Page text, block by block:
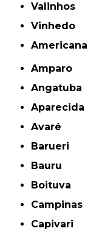
Valinhos
Vinhedo
americana
Amparo
Angatuba
Aparecida
Avaré
Barueri
Bauru
Boituva
Campinas
Capivari